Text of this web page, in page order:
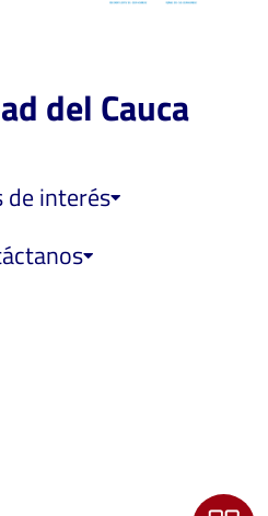
del Cauca
de interés